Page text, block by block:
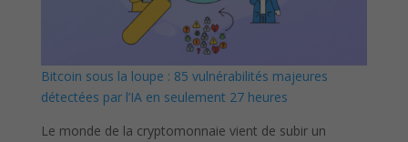
Bitcoin sous la loupe : 85 vulnérabilités majeures
détectées par l’IA en seulement 27 heures
Le monde de la cryptomonnaie vient de subir un